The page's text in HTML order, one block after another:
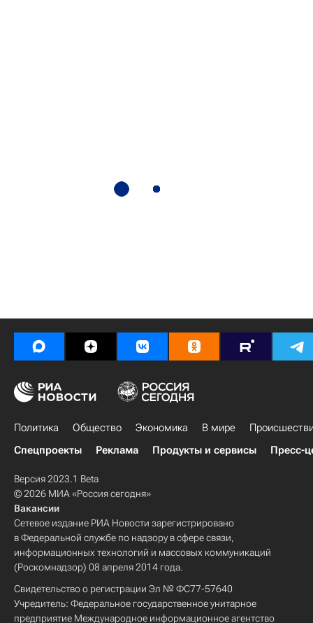
Политика Общество Экономика В мире
Спецпроекты
Реклама Продукты и сервисы Пресс-
Версия 2023.1 Beta
© 2026 МИА «Россия сегодня»
Вакансии
Сетевое издание РИА Новости зарегистрировано
в Федеральной службе по надзору в сфере связи,
информационных технологий и массовых коммуникаций
(Роскомнадзор) 08 апреля 2014 года.
Свидетельство о регистрации Эл № ФС77-57640
Учредитель: Федеральное государственное унитарное
предприятие Международное информационное агентство